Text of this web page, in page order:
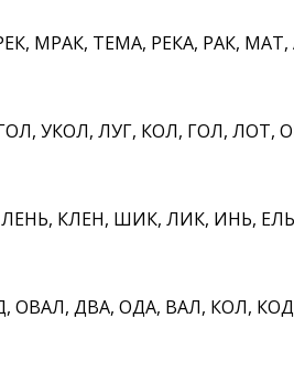
МРАК, ТЕМА, РЕКА, РАК, МАТ,
УКОЛ, ЛУГ, КОЛ, ГОЛ, ЛОТ,
КЛЕН, ШИК, ЛИК, ИНЬ, ЕЛЬ
ОВАЛ, ДВА, ОДА, ВАЛ, КОЛ,